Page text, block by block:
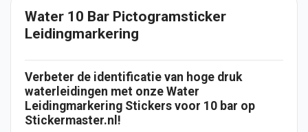
Water 10 Bar Pictogramsticker
Leidingmarkering
Verbeter de identificatie van hoge druk
waterleidingen met onze Water
Leidingmarkering Stickers voor 10 bar op
Stickermaster.nl!